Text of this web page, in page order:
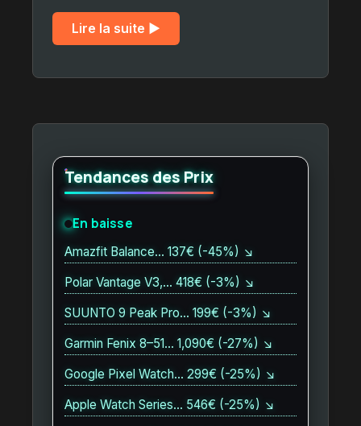
Lire la suite ▶︎
Tendances des Prix
En baisse
Amazfit Balance… 137€ (-45%) ↘
Polar Vantage V3,… 418€ (-3%) ↘
SUUNTO 9 Peak Pro… 199€ (-3%) ↘
Garmin Fenix 8–51… 1,090€ (-27%) ↘
Google Pixel Watch… 299€ (-25%) ↘
Apple Watch Series… 546€ (-25%) ↘